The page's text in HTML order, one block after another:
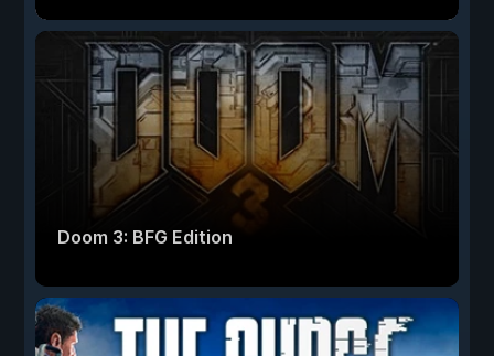
Doom 3: BFG Edition